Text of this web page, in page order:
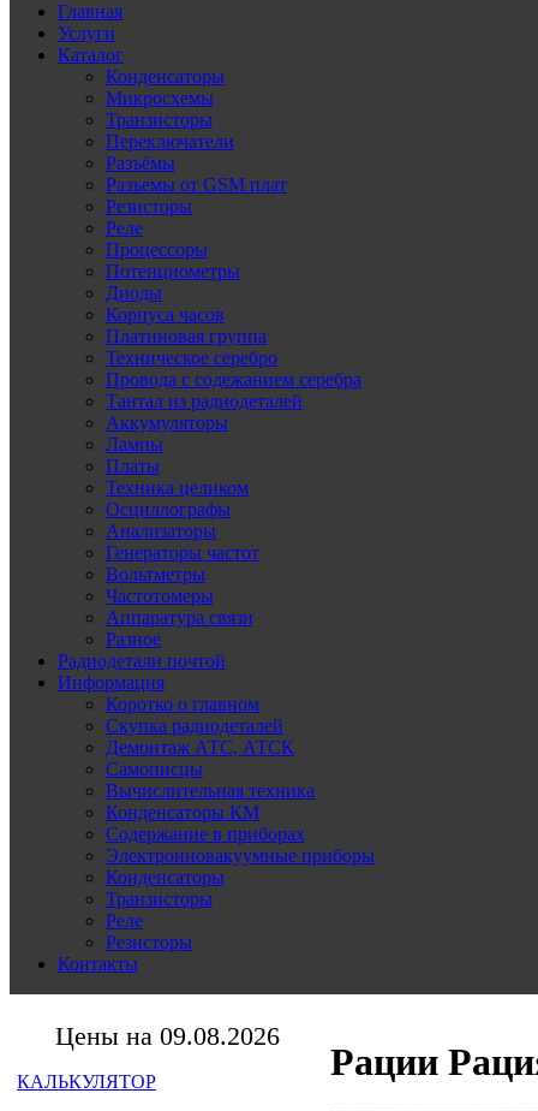
Главная
Услуги
Каталог
Конденсаторы
Микросхемы
Транзисторы
Переключатели
Разъёмы
Разъемы от GSM плат
Резисторы
Реле
Процессоры
Потенциометры
Диоды
Корпуса часов
Платиновая группа
Техническое серебро
Провода с содежанием серебра
Тантал из радиодеталей
Аккумуляторы
Лампы
Платы
Техника целиком
Осциллографы
Анализаторы
Генераторы частот
Вольтметры
Частотомеры
Аппаратура связи
Разное
Радиодетали почтой
Информация
Коротко о главном
Скупка радиодеталей
Демонтаж АТС, АТСК
Самописцы
Вычислительная техника
Конденсаторы КМ
Содержание в приборах
Электронновакуумные приборы
Конденсаторы
Транзисторы
Реле
Резисторы
Контакты
Цены на 09.08.2026
КАЛЬКУЛЯТОР
Рации